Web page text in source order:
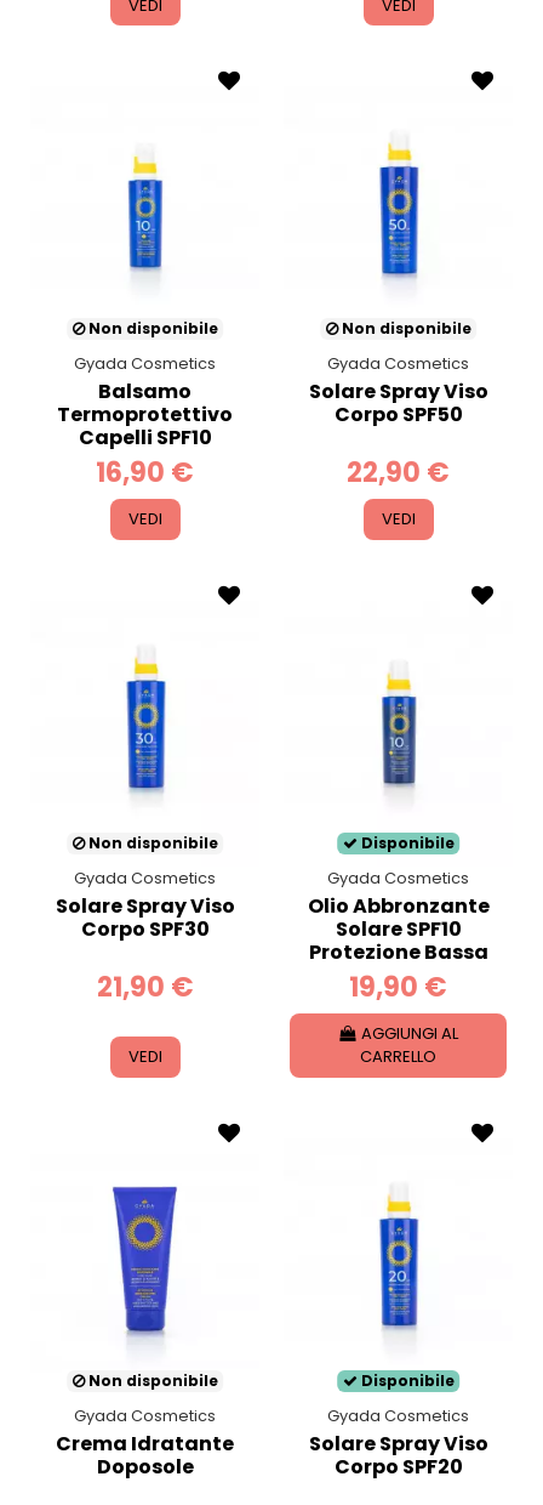
VEDI VEDI
Non disponibile
Gyada Cosmetics
Balsamo
Termoprotettivo
Capelli SPF10
16,90 €
VEDI
Non disponibile
Gyada Cosmetics
Solare Spray Viso
Corpo SPF50
22,90 €
VEDI
Non disponibile
Gyada Cosmetics
Solare Spray Viso
Corpo SPF30
21,90 €
VEDI
Disponibile
Gyada Cosmetics
Olio Abbronzante
Solare SPF10
Protezione Bassa
19,90 €
AGGIUNGI AL
CARRELLO
Non disponibile
Gyada Cosmetics
Crema Idratante
Doposole
Disponibile
Gyada Cosmetics
Solare Spray Viso
Corpo SPF20